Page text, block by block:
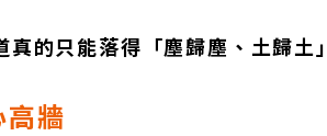
的只能落得「塵歸塵、土歸土
牆